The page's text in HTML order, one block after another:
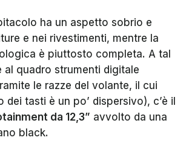
ha un aspetto sobrio e
e nei rivestimenti, mentre la
è piuttosto completa. A tal
quadro strumenti digitale
le razze del volante, il cui
dei tasti è un po’ dispersivo), c’è il
da 12,3” avvolto da una
black.